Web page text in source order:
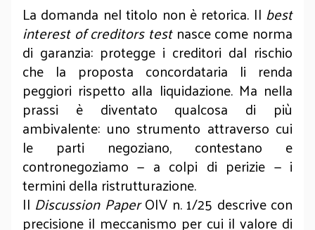
La domanda nel titolo non è retorica. Il best
interest of creditors testnasce come norma
di garanzia: protegge i creditori dal rischio
che la proposta concordataria li renda
peggiori rispetto alla liquidazione. Ma nella
prassi è diventato qualcosa di più
ambivalente: uno strumento attraverso cui
le parti negoziano, contestano e
contronegoziamo — a colpi di perizie — i
termini della ristrutturazione.
Il Discussion PaperOIV n. 1/25 descrive con
precisione il meccanismo per cui il valore di